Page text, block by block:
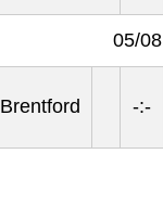
05/08
Brentford -:-